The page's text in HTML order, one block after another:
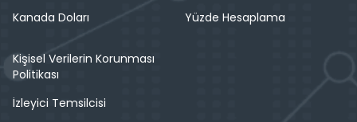
Kanada Doları
Yüzde Hesaplama
Kişisel Verilerin Korunması
Politikası
İzleyici Temsilcisi